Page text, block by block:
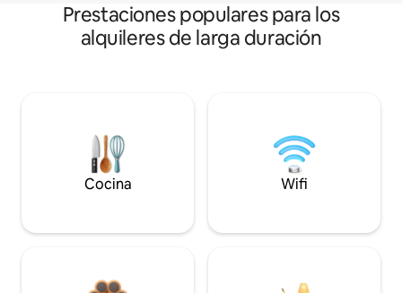
Prestaciones populares para los
alquileres de larga duración
Cocina Wifi